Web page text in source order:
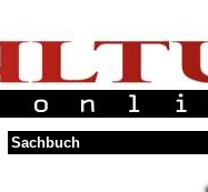
Sachbuch